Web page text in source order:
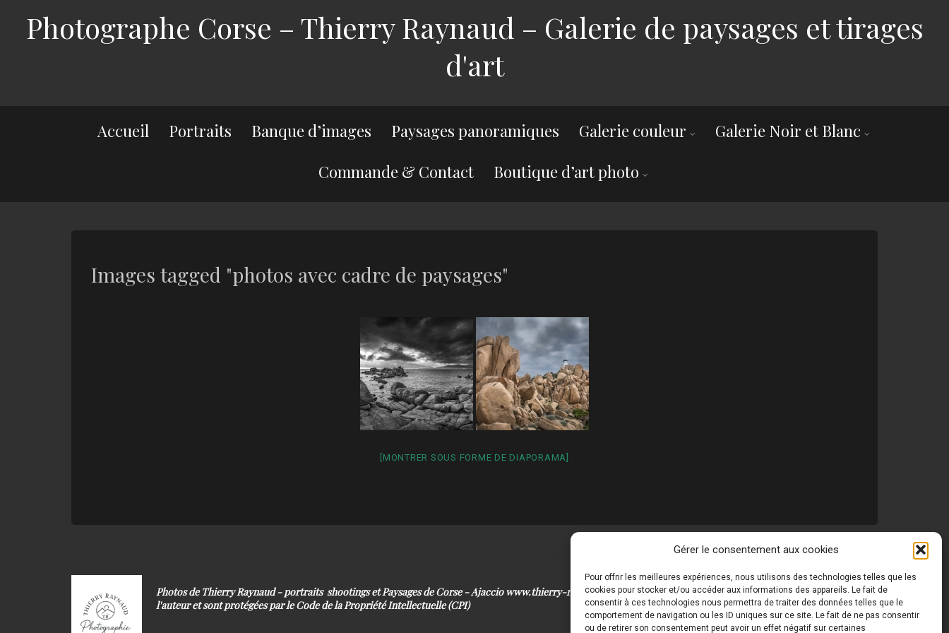
Gérer le consentement aux cookies
Pour offrir les meilleures expériences, nous utilisons des technologies telles que les
cookies pour stocker et/ou accéder aux informations des appareils. Le fait de
consentir à ces technologies nous permettra de traiter des données telles que le
comportement de navigation ou les ID uniques sur ce site. Le fait de ne pas consentir
ou de retirer son consentement peut avoir un effet négatif sur certaines
Photographe Corse – Thierry Raynaud – Galerie de paysages et tirages
d'art
Accueil Portraits Banque d’images Paysages panoramiques Galerie couleur
Galerie Noir et Blanc
Commande & Contact
Boutique d’art photo
Images tagged "photos avec cadre de paysages"
[MONTRER SOUS FORME DE DIAPORAMA]
Photos de Thierry Raynaud - portraits shootings et Paysages de Corse - Ajaccio www.thierry-raynaud.com © Toutes les photos de ce site sont la propriété de
l'auteur et sont protégées par le Code de la Propriété Intellectuelle (CPI)